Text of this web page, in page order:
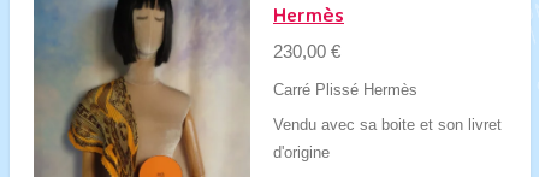
Hermès
230,00 €
Carré Plissé Hermès
Vendu avec sa boite et son livret
d'origine